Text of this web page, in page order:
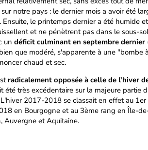
notre pays : le dernier mois a avoir été
le printemps dernier a été humide
et ne pénètrent pas dans le sous-
un déficit culminant en septembre dernier
que modéré, s'apparente à une
chaud et sec.
radicalement opposée à celle de l'hiver
été très excédentaire sur la majeure partie
2017-2018 se classait en effet au
en Bourgogne et au 3ème rang en Île-
Auvergne et Aquitaine.